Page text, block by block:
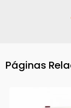
Páginas